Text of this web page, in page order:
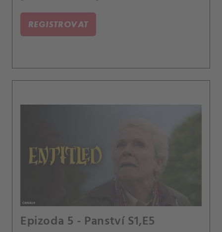
majetek.
REGISTROVAT
Epizoda 5 - Panství S1,E5